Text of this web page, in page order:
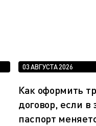
03 АВГУСТА 2026
Как оформить
договор, если в
паспорт